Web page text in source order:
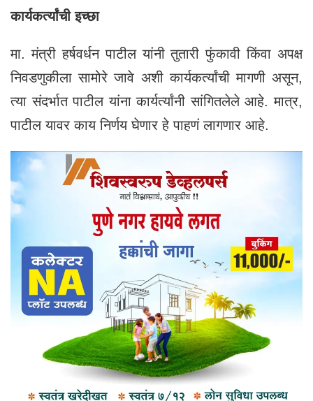
कार्यकर्त्यांची इच्छा
मा. मंत्री हर्षवर्धन पाटील यांनी तुतारी फुंकावी किंवा अपक्ष
निवडणुकीला सामोरे जावे अशी कार्यकर्त्यांची मागणी असून,
त्या संदर्भात पाटील यांना कार्यर्त्यांनी सांगितलेले आहे. मात्र,
पाटील यावर काय निर्णय घेणार हे पाहणं लागणार आहे.